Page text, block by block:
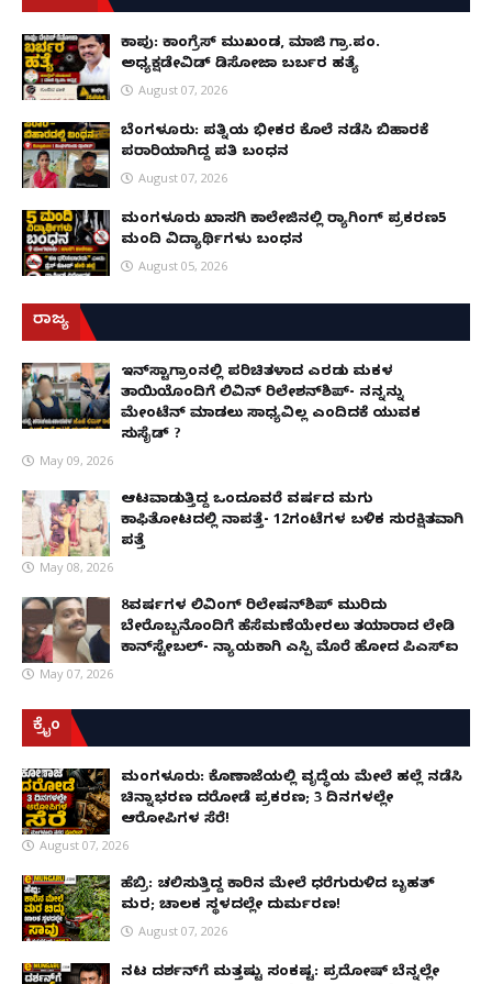
ಕಾಪು: ಕಾಂಗ್ರೆಸ್ ಮುಖಂಡ, ಮಾಜಿ ಗ್ರಾ.ಪಂ.
ಅಧ್ಯಕ್ಷಡೇವಿಡ್ ಡಿಸೋಜಾ ಬರ್ಬರ ಹತ್ಯೆ
August 07, 2026
ಬೆಂಗಳೂರು: ಪತ್ನಿಯ ಭೀಕರ ಕೊಲೆ ನಡೆಸಿ ಬಿಹಾರಕ್ಕೆ
ಪರಾರಿಯಾಗಿದ್ದ ಪತಿ ಬಂಧನ
August 07, 2026
ಮಂಗಳೂರು ಖಾಸಗಿ ಕಾಲೇಜಿನಲ್ಲಿ ರ‌್ಯಾಗಿಂಗ್ ಪ್ರಕರಣ5
ಮಂದಿ ವಿದ್ಯಾರ್ಥಿಗಳು ಬಂಧನ
August 05, 2026
ರಾಜ್ಯ
ಇನ್​ಸ್ಟಾಗ್ರಾಂನಲ್ಲಿ ಪರಿಚಿತಳಾದ ಎರಡು ಮಕ್ಕಳ
ತಾಯಿಯೊಂದಿಗೆ ಲಿವಿನ್ ರಿಲೇಶನ್​ಶಿಪ್- ನನ್ನನ್ನು
ಮೇಂಟೆನ್ ಮಾಡಲು ಸಾಧ್ಯವಿಲ್ಲ ಎಂದಿದಕ್ಕೆ ಯುವಕ
ಸುಸೈಡ್ ?
May 09, 2026
ಆಟವಾಡುತ್ತಿದ್ದ ಒಂದೂವರೆ ವರ್ಷದ ಮಗು
ಕಾಫಿತೋಟದಲ್ಲಿ ನಾಪತ್ತೆ- 12ಗಂಟೆಗಳ ಬಳಿಕ ಸುರಕ್ಷಿತವಾಗಿ
ಪತ್ತೆ
May 08, 2026
8ವರ್ಷಗಳ ಲಿವಿಂಗ್‌ ರಿಲೇಷನ್‌ಶಿಪ್ ಮುರಿದು
ಬೇರೊಬ್ಬನೊಂದಿಗೆ ಹೆಸೆಮಣೆಯೇರಲು ತಯಾರಾದ ಲೇಡಿ
ಕಾನ್‌ಸ್ಟೇಬಲ್- ನ್ಯಾಯಕ್ಕಾಗಿ ಎಸ್ಪಿ ಮೊರೆ ಹೋದ ಪಿಎಸ್ಐ
May 07, 2026
ಕ್ರೈಂ
ಮಂಗಳೂರು: ಕೊಣಾಜೆಯಲ್ಲಿ ವೃದ್ಧೆಯ ಮೇಲೆ ಹಲ್ಲೆ ನಡೆಸಿ
ಚಿನ್ನಾಭರಣ ದರೋಡೆ ಪ್ರಕರಣ; 3 ದಿನಗಳಲ್ಲೇ
ಆರೋಪಿಗಳ ಸೆರೆ!
August 07, 2026
ಹೆಬ್ರಿ: ಚಲಿಸುತ್ತಿದ್ದ ಕಾರಿನ ಮೇಲೆ ಧರೆಗುರುಳಿದ ಬೃಹತ್
ಮರ; ಚಾಲಕ ಸ್ಥಳದಲ್ಲೇ ದುರ್ಮರಣ!
August 07, 2026
ನಟ ದರ್ಶನ್‌ಗೆ ಮತ್ತಷ್ಟು ಸಂಕಷ್ಟ: ಪ್ರದೋಷ್ ಬೆನ್ನಲ್ಲೇ